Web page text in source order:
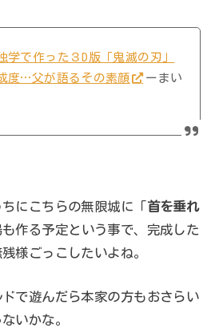
学で作った３D版「鬼滅の刃」
度…父が語るその素顔
ーまい
にこちらの無限城に「首を垂れ
も作る予定という事で、完成した
様ごっこしたいよね。
で遊んだら本家の方もおさらい
いかな。